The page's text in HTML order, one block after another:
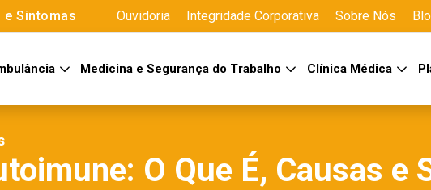
e Sintomas Sobre Nós
Integridade Corporativa
Ouvidoria
Medicina e Segurança do Trabalho Clínica Médica
O Que É, Causas e